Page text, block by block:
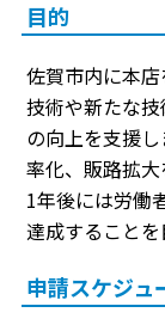
目的
佐賀市内に本
技術や新たな
の向上を支援
率化、販路拡
1年後には労働
達成することを
申請スケジュ